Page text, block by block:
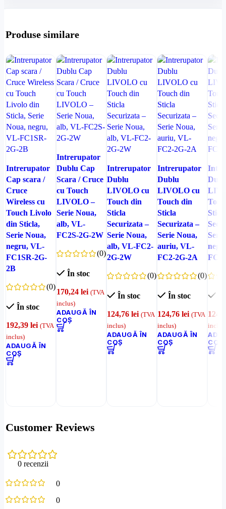
Produse similare
Vizualizare
rapidă
Adaugă la
favorite
Intrerupator
Cap scara /
Cruce
Wireless cu
Touch Livolo
din Sticla,
Serie Noua,
negru, VL-
FC1SR-2G-
2B
(0)
În stoc
192,39 lei (TVA
inclus)
ADAUGĂ ÎN
COȘ
Vizualizare
rapidă
Adaugă la
favorite
Intrerupator
Dublu Cap
Scara / Cruce
cu Touch
LIVOLO –
Serie Noua,
alb, VL-
FC2S-2G-2W
(0)
În stoc
170,24 lei (TVA
inclus)
ADAUGĂ ÎN
COȘ
Vizualizare
rapidă
Adaugă la
favorite
Intrerupator
Dublu
LIVOLO cu
Touch din
Sticla
Securizata –
Serie Noua,
alb, VL-FC2-
2G-2W
(0)
În stoc
124,76 lei (TVA
inclus)
ADAUGĂ ÎN
COȘ
Vizualizare
rapidă
Adaugă la
favorite
Intrerupator
Dublu
LIVOLO cu
Touch din
Sticla
Securizata –
Serie Noua,
auriu, VL-
FC2-2G-2A
(0)
În stoc
124,76 lei (TVA
inclus)
ADAUGĂ ÎN
COȘ
Sticla
inclus)
COȘ
Customer Reviews
0 recenzii
0
0